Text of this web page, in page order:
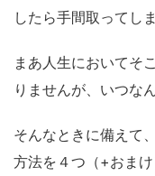
したら手間取ってし
まあ人生においてそ
りませんが、いつな
そんなときに備えて
方法を４つ（+おまけ